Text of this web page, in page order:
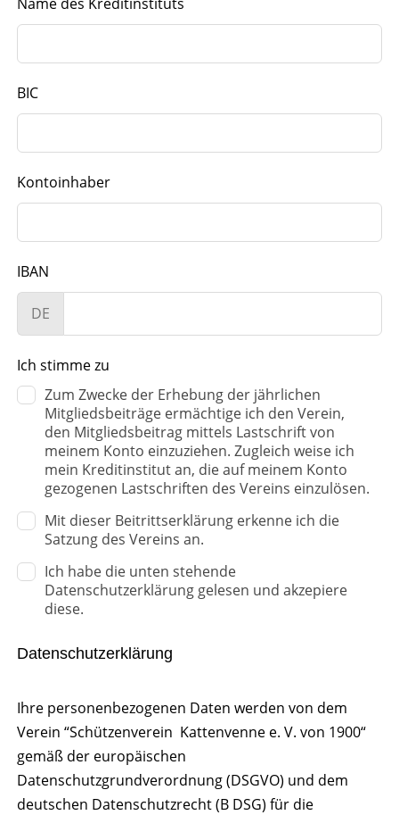
BIC
Kontoinhaber
IBAN
DE
Ich stimme zu
Zum Zwecke der Erhebung der jährlichen
Mitgliedsbeiträge ermächtige ich den Verein,
den Mitgliedsbeitrag mittels Lastschrift von
meinem Konto einzuziehen. Zugleich weise ich
mein Kreditinstitut an, die auf meinem Konto
gezogenen Lastschriften des Vereins einzulösen.
Mit dieser Beitrittserklärung erkenne ich die
Satzung des Vereins an.
Ich habe die unten stehende
Datenschutzerklärung gelesen und akzepiere
diese.
Datenschutzerklärung
Ihre personenbezogenen Daten werden von dem
Verein “Schützenverein Kattenvenne e. V. von 1900“
gemäß der europäischen
Datenschutzgrundverordnung (DSGVO) und dem
deutschen Datenschutzrecht (B DSG) für die